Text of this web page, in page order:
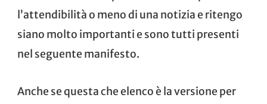
l’attendibilità o meno di una notizia e ritengo
siano molto importanti e sono tutti presenti
nel seguente manifesto.
Anche se questa che elenco è la versione per